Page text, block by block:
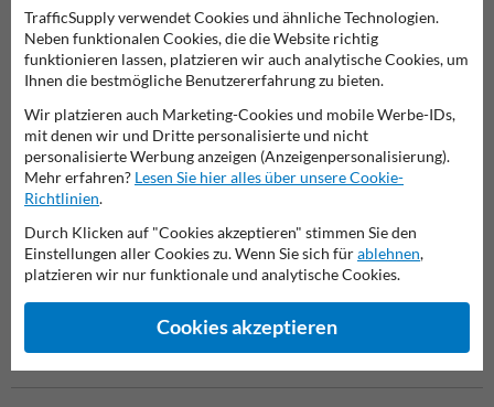
Verbotsschilder Privatgrundstück Schilder
Schilder
Sichern Sie sich dieses hochwertige Steckschild und sorgen Sie für
klare Kommunikation auf Ihrem Gelände.Einfach online bestellen
TrafficSupply verwendet Cookies und ähnliche Technologien.
Neben funktionalen Cookies, die die Website richtig
funktionieren lassen, platzieren wir auch analytische Cookies, um
Ihnen die bestmögliche Benutzererfahrung zu bieten.
Wir platzieren auch Marketing-Cookies und mobile Werbe-IDs,
mit denen wir und Dritte personalisierte und nicht
personalisierte Werbung anzeigen (Anzeigenpersonalisierung).
Mehr erfahren? Lesen Sie hier alles über unsere Cookie-
Richtlinien.
Durch Klicken auf "Cookies akzeptieren" stimmen Sie den
Einstellungen aller Cookies zu. Wenn Sie sich fürablehnen,
platzieren wir nur funktionale und analytische Cookies.
Cookies akzeptieren